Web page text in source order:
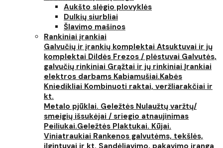
Aukšto slėgio plovyklės
Dulkių siurbliai
Šlavimo mašinos
Rankiniai įrankiai
Galvučių ir įrankių komplektai Atsuktuvai ir jų
komplektai Dildės Frezos / plėstuvai Galvutės,
galvučių rinkiniai Grąžtai ir jų rinkiniai Įrankiai
elektros darbams Kabiamušiai.Kabės
Kniedikliai Kombinuoti raktai, veržliarakčiai ir
kt.
Metalo pjūklai. Geležtės Nulaužtų varžtų/
smeigių išsukėjai / sriegio atnaujinimas
Peiliukai.Geležtės Plaktukai. Kūjai.
Viniatraukiai Rankenos galvutėms, tekšlės,
ilgintuvai ir kt. Sandėliavimo, pakavimo įranga